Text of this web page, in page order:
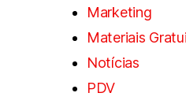
Marketing
Materiais
Notícias
PDV